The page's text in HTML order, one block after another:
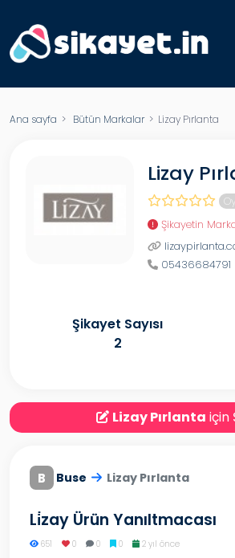
Ana sayfa > Bütün Markalar> Lizay Pırlanta
Lizay
Şikayetin
05436684791
Şikayet Sayısı
2
Lizay Pırlanta için
B Buse Lizay Pırlanta
Li̇zay Ürün Yanıltmacası
651 0 0 0 2 yıl önce